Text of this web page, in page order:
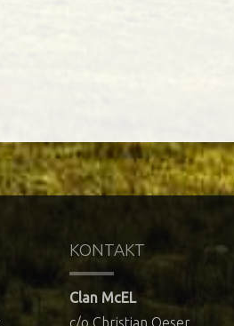
KONTAKT
Clan McEL
c/o Christian Oeser